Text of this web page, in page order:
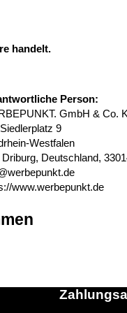
handelt.
Person:
GmbH & Co.
9
Westfalen
Driburg, Deutschland,
www.werbepunkt.de